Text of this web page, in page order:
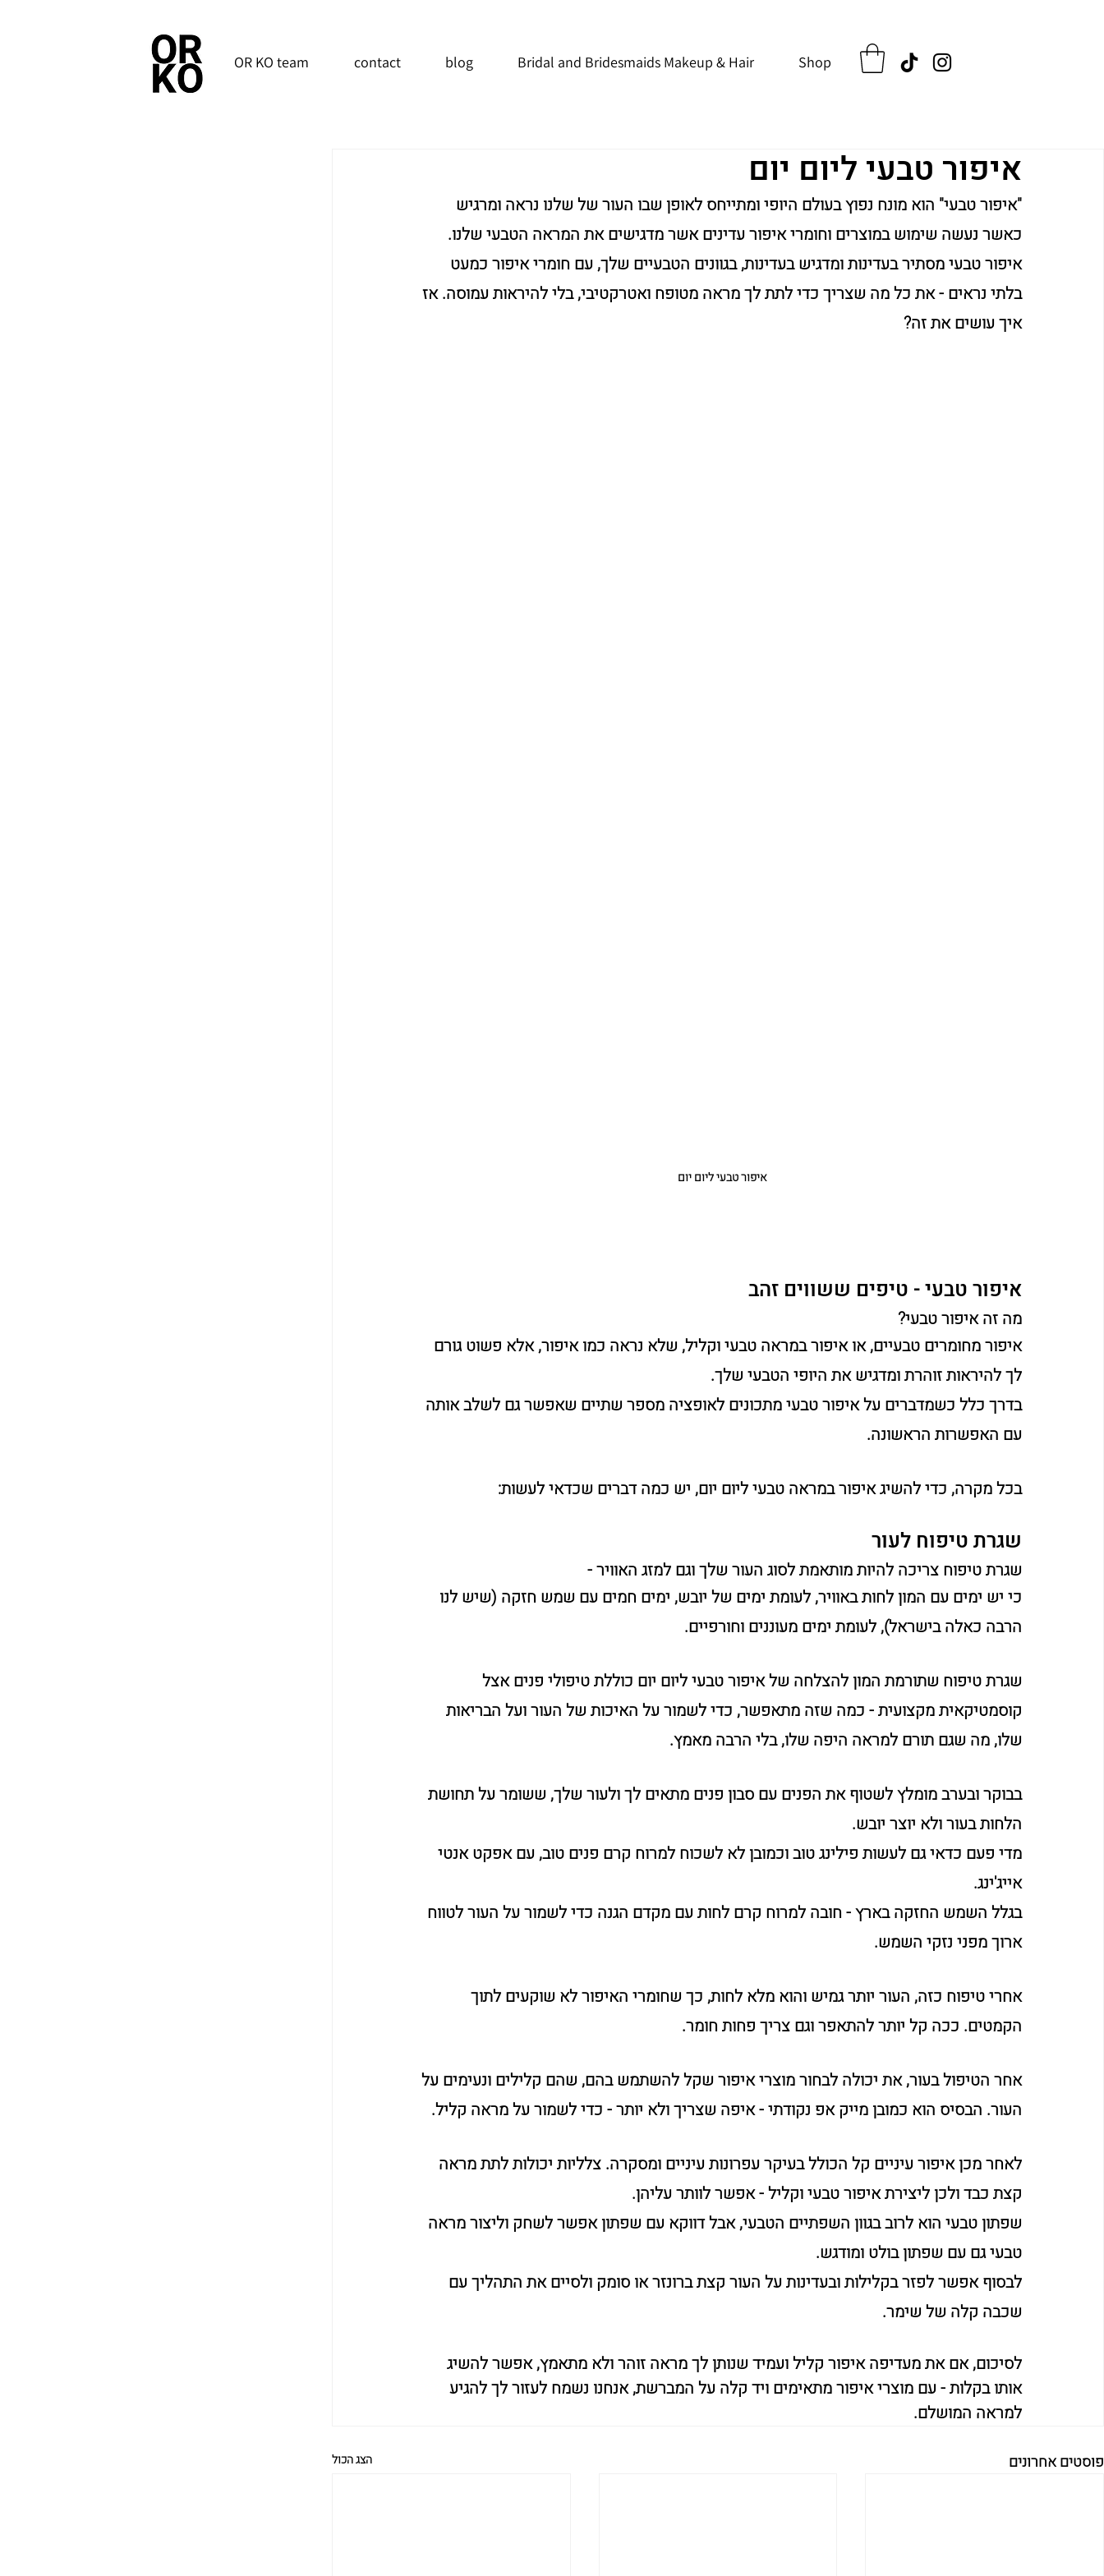
OR KO team contact blog Bridal and Bridesmaids Makeup & Hair Shop
איפור טבעי ליום יום
"איפור טבעי" הוא מונח נפוץ בעולם היופי ומתייחס לאופן שבו העור של שלנו נראה ומרגיש
כאשר נעשה שימוש במוצרים וחומרי איפור עדינים אשר מדגישים את המראה הטבעי שלנו.
איפור טבעי מסתיר בעדינות ומדגיש בעדינות, בגוונים הטבעיים שלך, עם חומרי איפור כמעט
בלתי נראים - את כל מה שצריך כדי לתת לך מראה מטופח ואטרקטיבי, בלי להיראות עמוסה. אז
איך עושים את זה?
איפור טבעי ליום יום
איפור טבעי - טיפים ששווים זהב
מה זה איפור טבעי?
איפור מחומרים טבעיים, או איפור במראה טבעי וקליל, שלא נראה כמו איפור, אלא פשוט גורם
לך להיראות זוהרת ומדגיש את היופי הטבעי שלך.
בדרך כלל כשמדברים על איפור טבעי מתכונים לאופציה מספר שתיים שאפשר גם לשלב אותה
עם האפשרות הראשונה.
בכל מקרה, כדי להשיג איפור במראה טבעי ליום יום, יש כמה דברים שכדאי לעשות:
שגרת טיפוח לעור
שגרת טיפוח צריכה להיות מותאמת לסוג העור שלך וגם למזג האוויר -
כי יש ימים עם המון לחות באוויר, לעומת ימים של יובש, ימים חמים עם שמש חזקה (שיש לנו
הרבה כאלה בישראל), לעומת ימים מעוננים וחורפיים.
שגרת טיפוח שתורמת המון להצלחה של איפור טבעי ליום יום כוללת טיפולי פנים אצל
קוסמטיקאית מקצועית - כמה שזה מתאפשר, כדי לשמור על האיכות של העור ועל הבריאות
שלו, מה שגם תורם למראה היפה שלו, בלי הרבה מאמץ.
בבוקר ובערב מומלץ לשטוף את הפנים עם סבון פנים מתאים לך ולעור שלך, ששומר על תחושת
הלחות בעור ולא יוצר יובש.
מדי פעם כדאי גם לעשות פילינג טוב וכמובן לא לשכוח למרוח קרם פנים טוב, עם אפקט אנטי
אייג'ינג.
בגלל השמש החזקה בארץ - חובה למרוח קרם לחות עם מקדם הגנה כדי לשמור על העור לטווח
ארוך מפני נזקי השמש.
אחרי טיפוח כזה, העור יותר גמיש והוא מלא לחות, כך שחומרי האיפור לא שוקעים לתוך
הקמטים. ככה קל יותר להתאפר וגם צריך פחות חומר.
אחר הטיפול בעור, את יכולה לבחור מוצרי איפור שקל להשתמש בהם, שהם קלילים ונעימים על
העור. הבסיס הוא כמובן מייק אפ נקודתי - איפה שצריך ולא יותר - כדי לשמור על מראה קליל.
לאחר מכן איפור עיניים קל הכולל בעיקר עפרונות עיניים ומסקרה. צלליות יכולות לתת מראה
קצת כבד ולכן ליצירת איפור טבעי וקליל - אפשר לוותר עליהן.
שפתון טבעי הוא לרוב בגוון השפתיים הטבעי, אבל דווקא עם שפתון אפשר לשחק וליצור מראה
טבעי גם עם שפתון בולט ומודגש.
לבסוף אפשר לפזר בקלילות ובעדינות על העור קצת ברונזר או סומק ולסיים את התהליך עם
שכבה קלה של שימר.
לסיכום, אם את מעדיפה איפור קליל ועמיד שנותן לך מראה זוהר ולא מתאמץ, אפשר להשיג
אותו בקלות - עם מוצרי איפור מתאימים ויד קלה על המברשת, אנחנו נשמח לעזור לך להגיע
למראה המושלם.
פוסטים אחרונים הצג הכול